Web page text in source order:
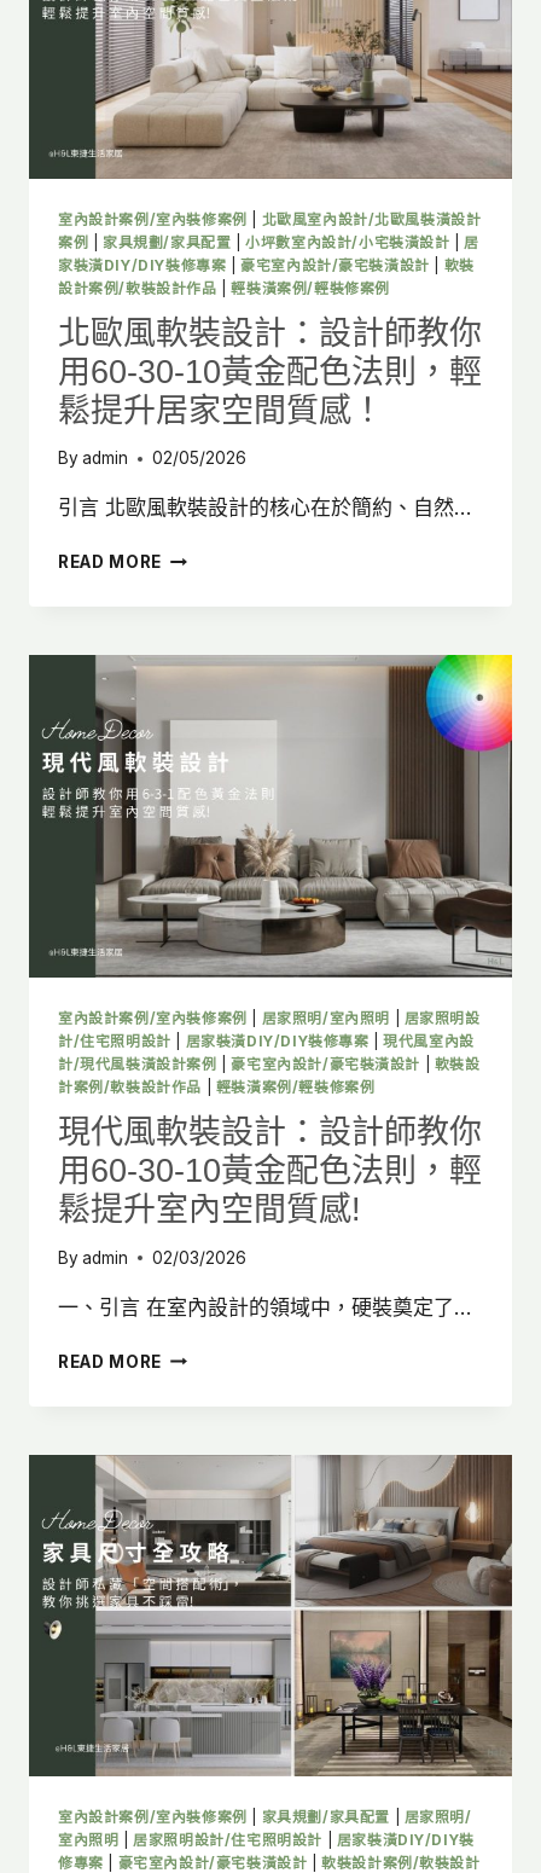
挑
選
重
點
與
優
解
析
室內設計案例/室內裝修案例
北歐風室內設計/北歐風裝潢設計
案例
家具規劃/家具配置 |小坪數室內設計/小宅裝潢設計
居
家裝潢DIY/DIY裝修專案 |豪宅室內設計/豪宅裝潢設計
軟裝
設計案例/軟裝設計作品 |輕裝潢案例/輕裝修案例
北歐風軟裝設計：設計師教你
用60-30-10黃金配色法則，輕
鬆提升居家空間質感！
Byadmin 02/05/2026
引言 北歐風軟裝設計的核心在於簡約、自然…
READ MORE 北
裝
計
師
教
你
用
60-
30-
10
黃
配
色
法
則，
輕
鬆
提
升
居
空
間
質
室內設計案例/室內裝修案例 居家照明/室內照明
居家照明設
計/住宅照明設計
居家裝潢DIY/DIY裝修專案 |現代風室內設
計/現代風裝潢設計案例
|豪宅室內設計/豪宅裝潢設計
軟裝設
計案例/軟裝設計作品
輕裝潢案例/輕裝修案例
現代風軟裝設計：設計師教你
用60-30-10黃金配色法則，輕
鬆提升室內空間質感!
Byadmin 02/03/2026
一、引言 在室內設計的領域中，硬裝奠定了…
READ MORE 現
裝
設
計
師
教
你
60-
30-
10
黃
配
色
法
室內設計案例/室內裝修案例 家具規劃/家具配置
居家照明/
室內照明
|居家照明設計/住宅照明設計
居家裝潢DIY/DIY裝
修專案
豪宅室內設計/豪宅裝潢設計 |軟裝設計案例/軟裝設計